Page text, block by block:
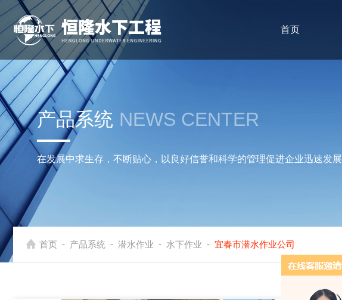
首页
产品系统 NEWS CENTER
在发展中求生存，不断贴心，以良好信誉和科学的管理促进企业迅速发展
首页 - 产品系统 - 潜水作业 - 水下作业 - 宜春市潜水作业公司